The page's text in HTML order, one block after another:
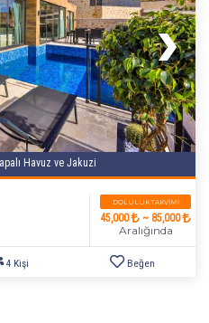
4 Kişi
Havuz ve Jakuzi
DOLULUK TAKVIMI
45,000 ~ 85,000
Aralığında